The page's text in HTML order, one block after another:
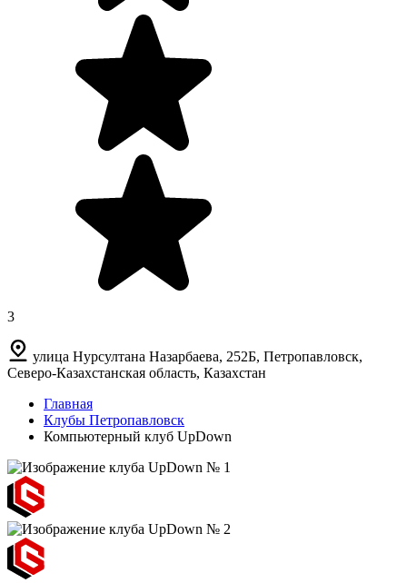
3
улица Нурсултана Назарбаева, 252Б, Петропавловск,
Северо-Казахстанская область, Казахстан
Главная
Клубы Петропавловск
Компьютерный клуб UpDown